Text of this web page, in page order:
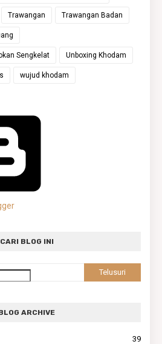
Trawangan Trawangan Badan
Sengkelat Unboxing Khodam
wujud khodam
CARI BLOG INI
ARCHIVE
39